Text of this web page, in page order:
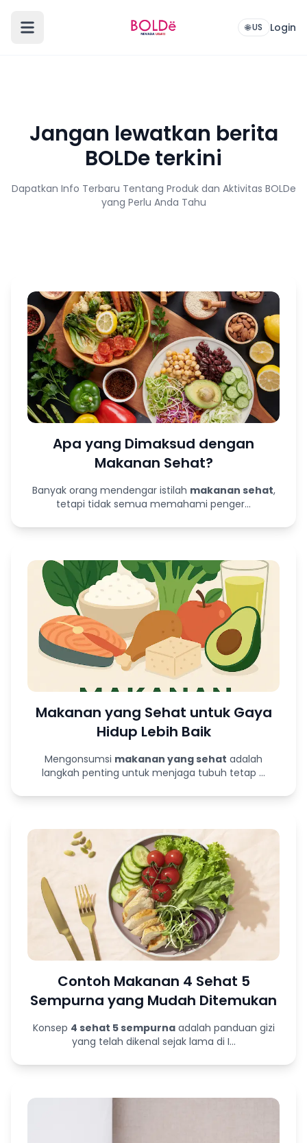
🌐 US Login
Jangan lewatkan berita
BOLDe terkini
Dapatkan Info Terbaru Tentang Produk dan Aktivitas BOLDe
yang Perlu Anda Tahu
Apa yang Dimaksud dengan
Makanan Sehat?
Banyak orang mendengar istilah makanan sehat,
tetapi tidak semua memahami penger...
Makanan yang Sehat untuk Gaya
Hidup Lebih Baik
Mengonsumsi makanan yang sehat adalah
langkah penting untuk menjaga tubuh tetap ...
Contoh Makanan 4 Sehat 5
Sempurna yang Mudah Ditemukan
Konsep 4 sehat 5 sempurnaadalah panduan gizi
yang telah dikenal sejak lama di I...